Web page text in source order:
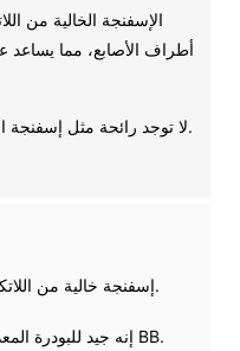
أطراف الأصابع، مما يساعد
لا توجد رائحة مثل إسفنجة المكياج المصنوعة من اللاتكس.
إسفنجة خالية من اللاتكس مصممة للبشرة الحساسة.
إنه جيد للبودرة المعدنية المجففة أو كريم الأساس BB.